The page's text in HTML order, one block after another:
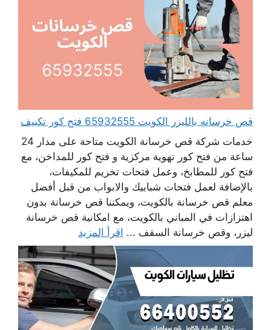
قص خرسانه بالليزر الكويت 65932555 فتح كور تكييف
خدمات شركة قص خرسانة الكويت متاحة على مدار 24
ساعة من فتح كور تهوية مركزية و فتح كور للمداخن، مع
فتح كور للمطابخ، وعمل فتحات تخريم للمكيفات،
بالإضافة لعمل فتحات شبابيك والابواب من قبل أفضل
معلم قص خرسانة بالكويت، ويمكننا قص خرسانة بدون
اهتزازات في المباني بالكويت، مع امكانية قص خرسانة
ليزر، وقص خرسانة السقف ... اقرأ المزيد